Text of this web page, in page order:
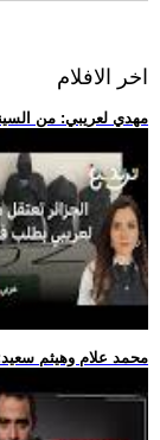
اخر الافلام
.. مهدي لعريبي: من
.. محمد علام وهيثم